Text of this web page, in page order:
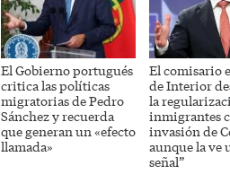
El Gobierno portugués
critica las políticas
migratorias de Pedro
Sánchez y recuerda
que generan un «efecto
llamada»
El comisario
de Interior
la
inmigrantes
invasión de
aunque la ve
señal”